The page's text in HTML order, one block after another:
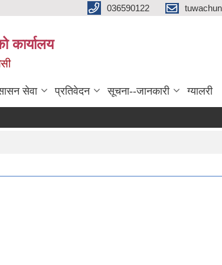
036590122
कार्यालय
सेवा प्रतिवेदन सूचना--जानकारी ग्यालरी